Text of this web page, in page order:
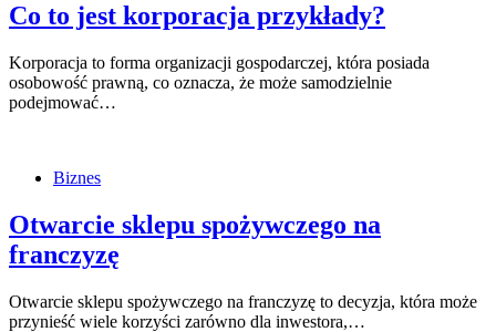
Co to jest korporacja przykłady?
Korporacja to forma organizacji gospodarczej, która posiada
osobowość prawną, co oznacza, że może samodzielnie
podejmować…
Biznes
Otwarcie sklepu spożywczego na
franczyzę
Otwarcie sklepu spożywczego na franczyzę to decyzja, która może
przynieść wiele korzyści zarówno dla inwestora,…